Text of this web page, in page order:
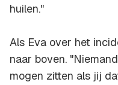
huilen."
Als Eva over het
naar boven.
mogen zitten als jij